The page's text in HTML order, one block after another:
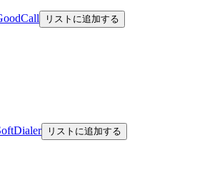
リストに追加する
リストに追加する